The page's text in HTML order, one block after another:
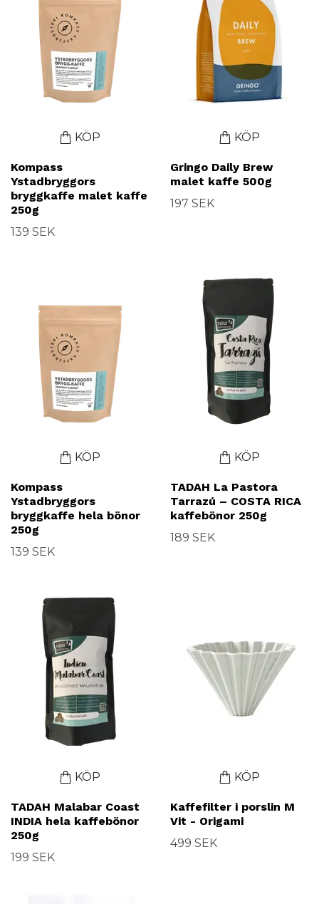
KÖP
Kompass
Ystadbryggors
bryggkaffe malet kaffe
250g
139 SEK
KÖP
Gringo Daily Brew
malet kaffe 500g
197 SEK
KÖP
Kompass
Ystadbryggors
bryggkaffe hela bönor
250g
139 SEK
KÖP
TADAH La Pastora
Tarrazú – COSTA RICA
kaffebönor 250g
189 SEK
KÖP
TADAH Malabar Coast
INDIA hela kaffebönor
250g
199 SEK
KÖP
Kaffefilter i porslin M
Vit - Origami
499 SEK